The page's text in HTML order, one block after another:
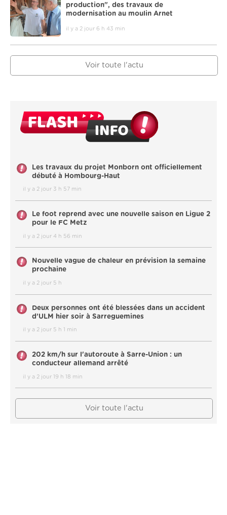
production", des travaux de
modernisation au moulin Arnet
il y a 2 jour 6 h 43 min
Voir toute l'actu
Les travaux du projet Monborn ont officiellement
débuté à Hombourg-Haut
il y a 2 jour 3 h 57 min
Le foot reprend avec une nouvelle saison en Ligue 2
pour le FC Metz
il y a 2 jour 4 h 56 min
Nouvelle vague de chaleur en prévision la semaine
prochaine
il y a 2 jour 5 h
Deux personnes ont été blessées dans un accident
d’ULM hier soir à Sarreguemines
il y a 2 jour 5 h 1 min
202 km/h sur l'autoroute à Sarre-Union : un
conducteur allemand arrêté
il y a 2 jour 19 h 18 min
Voir toute l'actu